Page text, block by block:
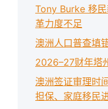
Tony Burke 移
革力度不足
澳洲人口普查填
2026–27财年塔
澳洲签证审理时
担保、家庭移民